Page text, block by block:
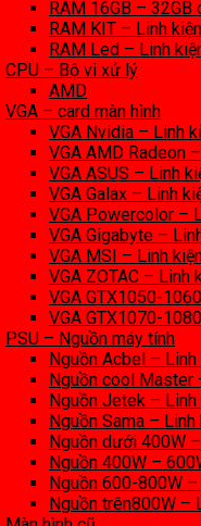
RAM 16GB – 32GB
RAM KIT – Linh
RAM Led – Linh
CPU – Bộ vi xử lý
AMD
VGA – card màn hình
VGA Nvidia – Linh
VGA AMD Radeon
VGA ASUS – Linh
VGA Galax – Linh
VGA Powercolor –
VGA Gigabyte –
VGA MSI – Linh
VGA ZOTAC – Linh
VGA GTX1050-
VGA GTX1070-
PSU – Nguồn máy tính
Nguồn Acbel – Linh
Nguồn cool Master
Nguồn Jetek – Linh
Nguồn Sama – Linh
Nguồn dưới 400W
Nguồn 400W –
Nguồn 600-800W
Nguồn trên800W –